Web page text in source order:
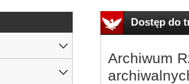
Dostęp do
Archiwum